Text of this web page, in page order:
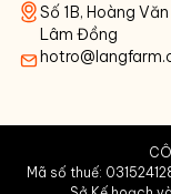
Số 1B, Hoàng
Lâm Đồng
Mã số thuế: